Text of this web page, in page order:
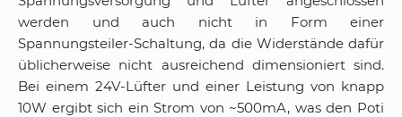
werden und auch nicht in Form einer
Spannungsteiler-Schaltung, da die Widerstände dafür
üblicherweise nicht ausreichend dimensioniert sind.
Bei einem 24V-Lüfter und einer Leistung von knapp
10W ergibt sich ein Strom von ~500mA, was den Poti